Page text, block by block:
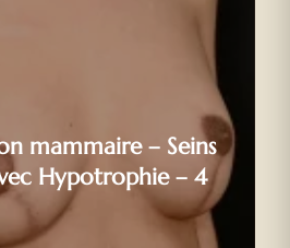
mammaire – Seins
Hypotrophie – 4